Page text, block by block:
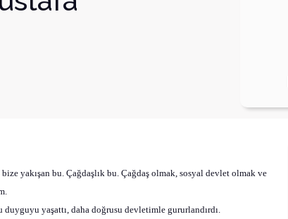
yakışan bu. Çağdaşlık bu. Çağdaş olmak, sosyal devlet olmak ve
yaşattı, daha doğrusu devletimle gururlandırdı.